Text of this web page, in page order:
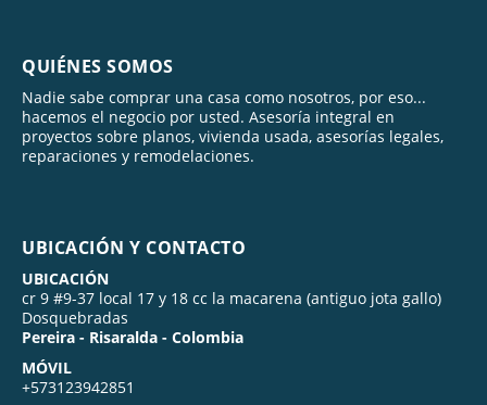
QUIÉNES SOMOS
Nadie sabe comprar una casa como nosotros, por eso...
hacemos el negocio por usted. Asesoría integral en
proyectos sobre planos, vivienda usada, asesorías legales,
reparaciones y remodelaciones.
UBICACIÓN Y CONTACTO
UBICACIÓN
cr 9 #9-37 local 17 y 18 cc la macarena (antiguo jota gallo)
Dosquebradas
Pereira - Risaralda - Colombia
MÓVIL
+573123942851